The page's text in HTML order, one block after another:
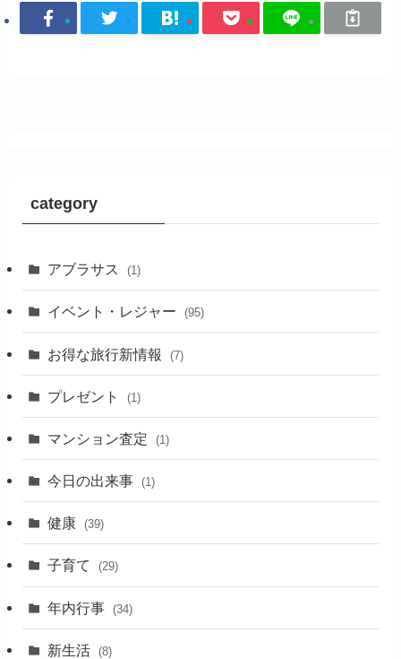
category
アブラサス (1)
イベント・レジャー (95)
お得な旅行新情報 (7)
プレゼント (1)
マンション査定 (1)
今日の出来事 (1)
健康 (39)
子育て (29)
年内行事 (34)
新生活 (8)